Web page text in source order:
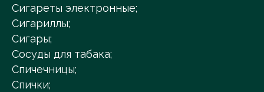
Сигареты электронные;
Сигариллы;
Сигары;
Сосуды для табака;
Спичечницы;
Спички;